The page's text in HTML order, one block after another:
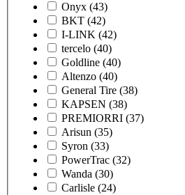
Onyx (43)
BKT (42)
I-LINK (42)
tercelo (40)
Goldline (40)
Altenzo (40)
General Tire (38)
KAPSEN (38)
PREMIORRI (37)
Arisun (35)
Syron (33)
PowerTrac (32)
Wanda (30)
Carlisle (24)